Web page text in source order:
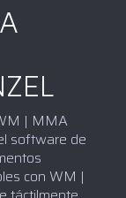
| MMA
software de
con WM |